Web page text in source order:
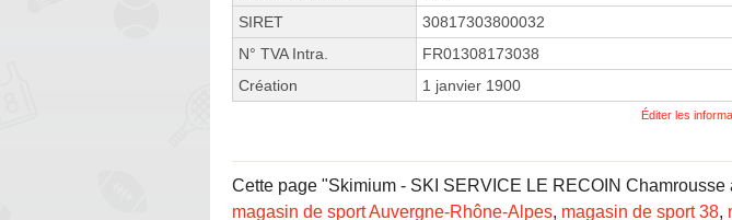
SIRET
30817303800032
N° TVA Intra.
FR01308173038
Création
1 janvier 1900
Éditer les
Cette page "Skimium - SKI SERVICE LE RECOIN
magasin de sport Auvergne-Rhône-Alpes, magasin de sport 38,